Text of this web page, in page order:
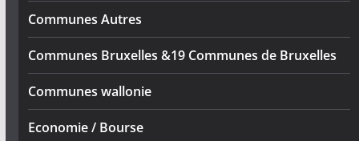
Communes Autres
Communes Bruxelles &19 Communes de Bruxelles
Communes wallonie
Economie / Bourse